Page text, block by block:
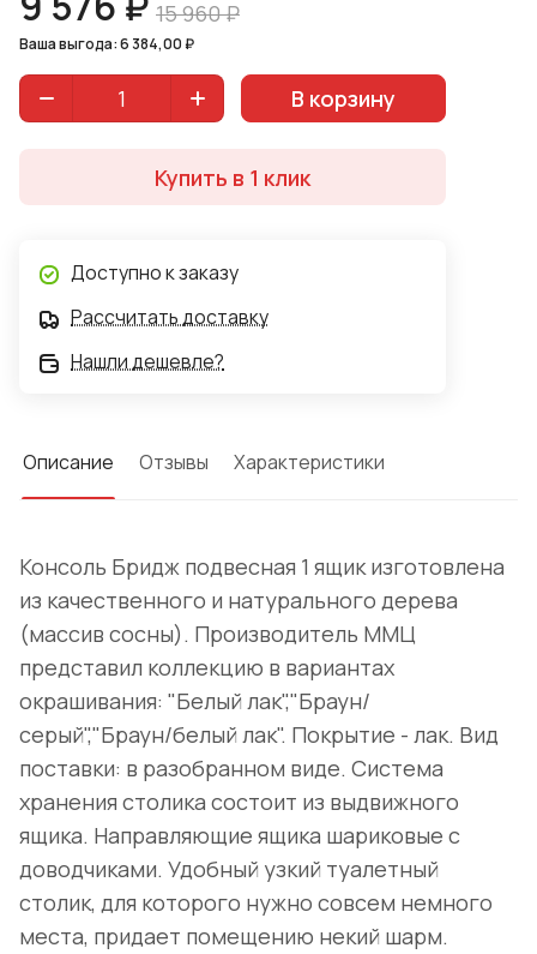
15 960 ₽
Ваша выгода: 6 384,00 ₽
В корзину
Купить в 1 клик
Доступно к заказу
Рассчитать доставку
Нашли дешевле?
Описание Отзывы Характеристики
Консоль Бридж подвесная 1 ящик изготовлена
из качественного и натурального дерева
(массив сосны). Производитель ММЦ
представил коллекцию в вариантах
окрашивания: "Белый лак","Браун/
серый","Браун/белый лак". Покрытие - лак. Вид
поставки: в разобранном виде. Система
хранения столика состоит из выдвижного
ящика. Направляющие ящика шариковые с
доводчиками. Удобный узкий туалетный
столик, для которого нужно совсем немного
места, придает помещению некий шарм.